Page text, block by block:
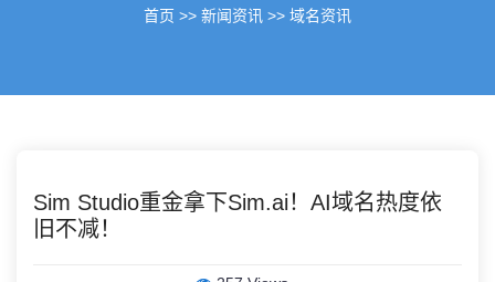
首页 >> 新闻资讯 >> 域名资讯
Sim Studio重金拿下Sim.ai！AI域名热度依
旧不减！